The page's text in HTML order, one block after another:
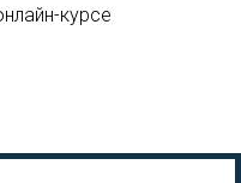
курсе